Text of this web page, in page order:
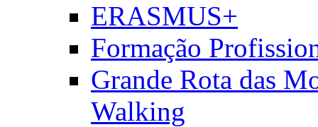
ERASMUS+
Formação
Grande Rota das
Walking